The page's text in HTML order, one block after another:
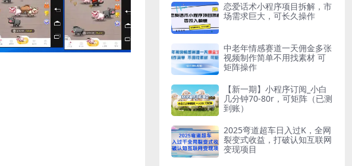
恋爱话术小程序项目拆解，市
场需求巨大，可长久操作
中老年情感赛道一天佣金多张
视频制作简单不用找素材 可
矩阵操作
【新一期】小程序订阅_小白
几分钟70-80r，可矩阵（已测
到账）
2025弯道超车日入过K，全网
裂变式收益，打破认知互联网
变现项目